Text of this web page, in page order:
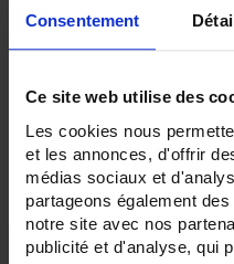
Consentement
Ce site web utilise des
Les cookies nous
et les annonces, d'offrir
médias sociaux et
partageons également
notre site avec nos
publicité et d'analyse, qui
Sort By Set